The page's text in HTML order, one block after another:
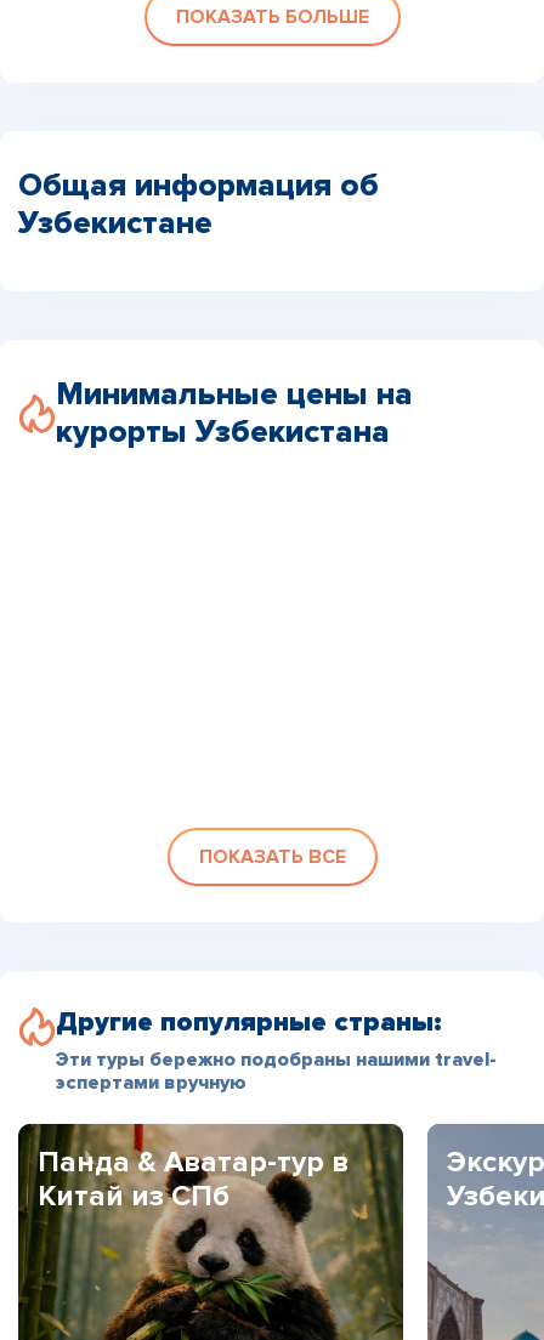
ПОКАЗАТЬ БОЛЬШЕ
Общая информация об
Узбекистане
Минимальные цены на
курорты Узбекистана
ПОКАЗАТЬ ВСЕ
Другие популярные страны:
Эти туры бережно подобраны нашими travel-
эспертами вручную
Панда & Аватар-тур в
Китай из СПб